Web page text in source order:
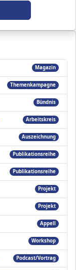
Magazin
Themenkampagne
Bündnis
Arbeitskreis
Auszeichnung
Publikationsreihe
Publikationsreihe
Projekt
Projekt
Appell
Workshop
Podcast/Vortrag